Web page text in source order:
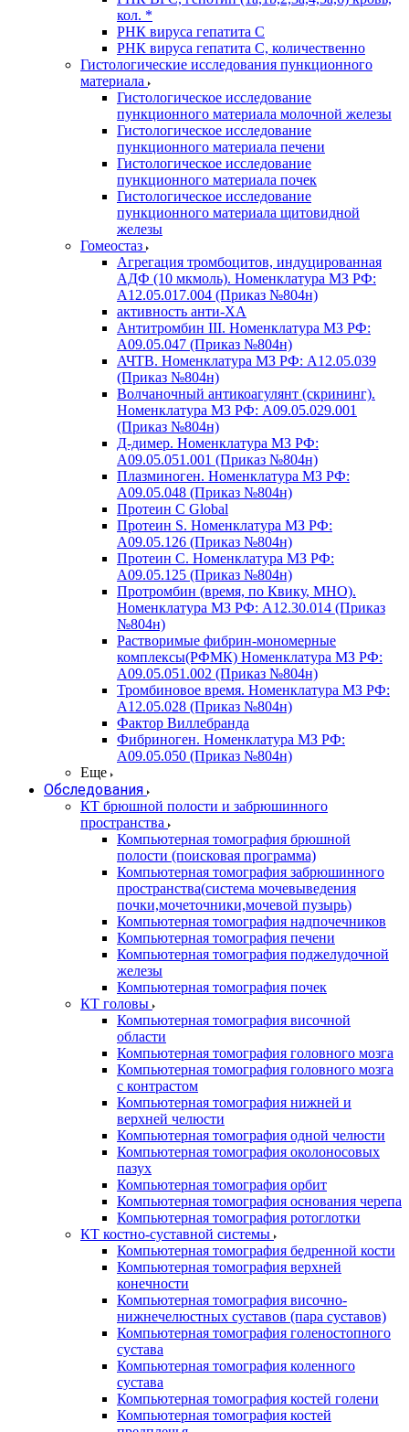
кол. *
РНК вируса гепатита C
РНК вируса гепатита C, количественно
Гистологические исследования пункционного
материала
Гистологическое исследование
пункционного материала молочной железы
Гистологическое исследование
пункционного материала печени
Гистологическое исследование
пункционного материала почек
Гистологическое исследование
пункционного материала щитовидной
железы
Гомеостаз
Агрегация тромбоцитов, индуцированная
АДФ (10 мкмоль). Номенклатура МЗ РФ:
A12.05.017.004 (Приказ №804н)
активность анти-ХА
Антитромбин III. Номенклатура МЗ РФ:
A09.05.047 (Приказ №804н)
АЧТВ. Номенклатура МЗ РФ: A12.05.039
(Приказ №804н)
Волчаночный антикоагулянт (скрининг).
Номенклатура МЗ РФ: A09.05.029.001
(Приказ №804н)
Д-димер. Номенклатура МЗ РФ:
A09.05.051.001 (Приказ №804н)
Плазминоген. Номенклатура МЗ РФ:
A09.05.048 (Приказ №804н)
Протеин C Global
Протеин S. Номенклатура МЗ РФ:
A09.05.126 (Приказ №804н)
Протеин С. Номенклатура МЗ РФ:
A09.05.125 (Приказ №804н)
Протромбин (время, по Квику, МНО).
Номенклатура МЗ РФ: A12.30.014 (Приказ
№804н)
Растворимые фибрин-мономерные
комплексы(РФМК) Номенклатура МЗ РФ:
A09.05.051.002 (Приказ №804н)
Тромбиновое время. Номенклатура МЗ РФ:
A12.05.028 (Приказ №804н)
Фактор Виллебранда
Фибриноген. Номенклатура МЗ РФ:
A09.05.050 (Приказ №804н)
Еще
Обследования
КТ брюшной полости и забрюшинного
пространства
Компьютерная томография брюшной
полости (поисковая программа)
Компьютерная томография забрюшинного
пространства(система мочевыведения
почки,мочеточники,мочевой пузырь)
Компьютерная томография надпочечников
Компьютерная томография печени
Компьютерная томография поджелудочной
железы
Компьютерная томография почек
КТ головы
Компьютерная томография височной
области
Компьютерная томография головного мозга
Компьютерная томография головного мозга
с контрастом
Компьютерная томография нижней и
верхней челюсти
Компьютерная томография одной челюсти
Компьютерная томография околоносовых
пазух
Компьютерная томография орбит
Компьютерная томография основания черепа
Компьютерная томография ротоглотки
КТ костно-суставной системы
Компьютерная томография бедренной кости
Компьютерная томография верхней
конечности
Компьютерная томография височно-
нижнечелюстных суставов (пара суставов)
Компьютерная томография голеностопного
сустава
Компьютерная томография коленного
сустава
Компьютерная томография костей голени
Компьютерная томография костей